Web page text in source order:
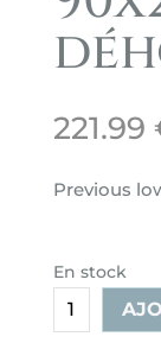
221.99
Previous
En stock
quantité
de